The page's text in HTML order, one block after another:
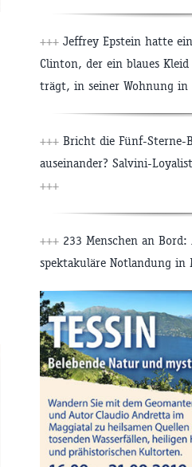
+++ Jeffrey Epstein hatte
Clinton, der ein blaues
trägt, in seiner Wohnung in
+++ Bricht die Fünf-Sterne-
auseinander? Salvini-
+++
+++ 233 Menschen an
spektakuläre Notlandung in